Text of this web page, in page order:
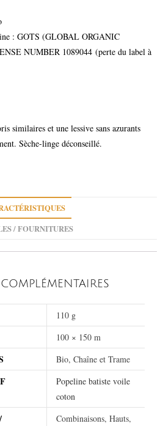
: GOTS (GLOBAL ORGANIC
NUMBER 1089044 (perte du label à
similaires et une lessive sans azurants
Sèche-linge déconseillé.
/ FOURNITURES
110 g
100 × 150 m
Bio, Chaîne et Trame
Popeline batiste voile
coton
Combinaisons, Hauts,